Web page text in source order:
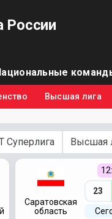
России
Высшая лига
Суперлига Высшая
Саратовская
область
23